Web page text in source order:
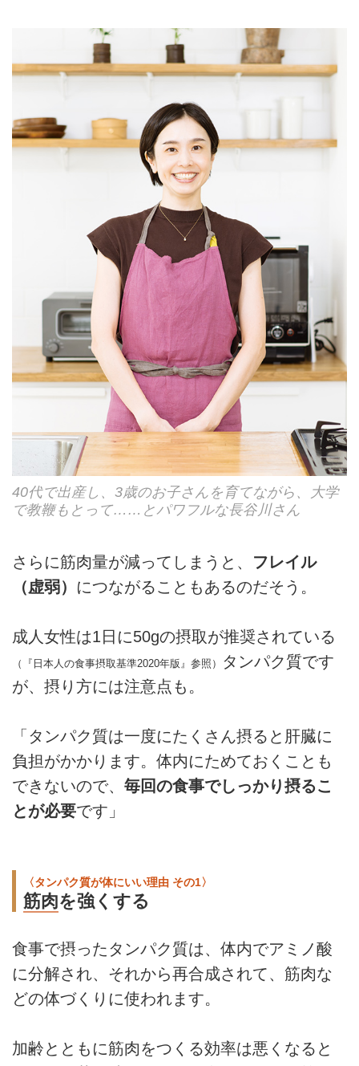
40代で出産し、3歳のお子さんを育てながら、大学
で教鞭もとって……とパワフルな長谷川さん
さらに筋肉量が減ってしまうと、 フレイル
（虚弱） につながることもあるのだそう。
成人女性は1日に50gの摂取が推奨されている
（『日本人の食事摂取基準2020年版』参照）
タンパク質です
が、摂り方には注意点も。
「タンパク質は一度にたくさん摂ると肝臓に
負担がかかります。体内にためておくことも
できないので、 毎回の食事でしっかり摂るこ
とが必要です」
〈タンパク質が体にいい理由 その1〉
筋肉を強くする
食事で摂ったタンパク質は、体内でアミノ酸
に分解され、それから再合成されて、筋肉な
どの体づくりに使われます。
加齢とともに筋肉をつくる効率は悪くなると